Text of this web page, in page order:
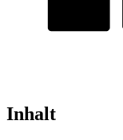
Inhalt